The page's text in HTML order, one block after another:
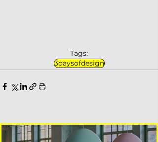
Tags:
3daysofdesign